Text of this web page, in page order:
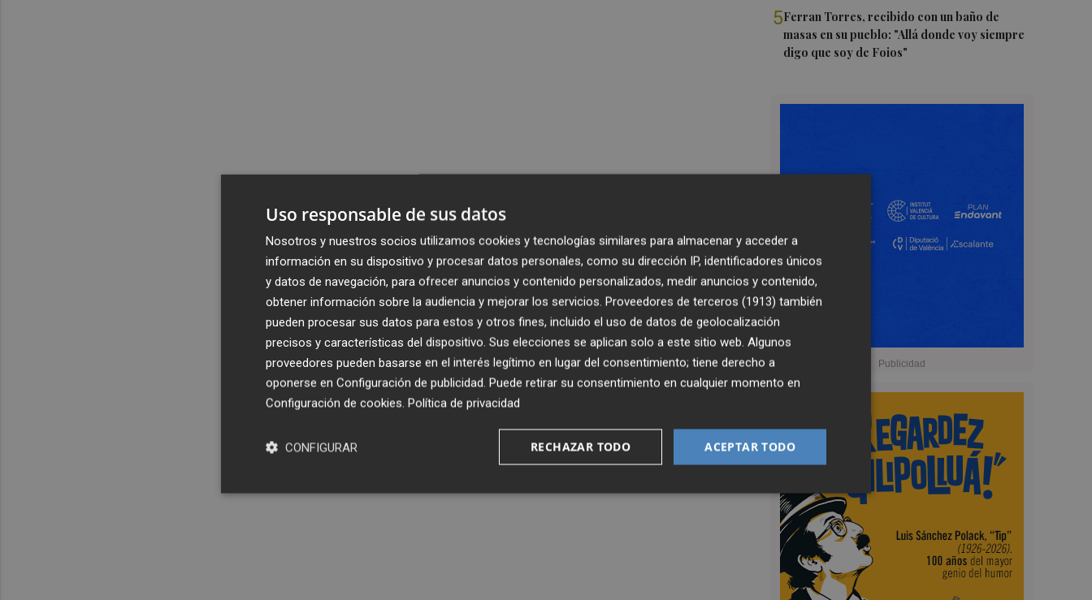
5Ferran Torres, recibido con un baño de
masas en su pueblo: "Allá donde voy siempre
digo que soy de Foios"
Uso responsable de sus datos
Nosotros y nuestros socios utilizamos cookies y tecnologías similares para almacenar y acceder a
información en su dispositivo y procesar datos personales, como su dirección IP, identificadores únicos
y datos de navegación, para ofrecer anuncios y contenido personalizados, medir anuncios y contenido,
obtener información sobre la audiencia y mejorar los servicios. Proveedores de terceros (1913) también
pueden procesar sus datos para estos y otros fines, incluido el uso de datos de geolocalización
precisos y características del dispositivo. Sus elecciones se aplican solo a este sitio web. Algunos
proveedores pueden basarse en el interés legítimo en lugar del consentimiento; tiene derecho a
oponerse en Configuración de publicidad. Puede retirar su consentimiento en cualquier momento en
Configuración de cookies. Política de privacidad
ACEPTAR TODO
RECHAZAR TODO
CONFIGURAR